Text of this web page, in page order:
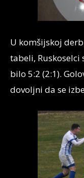
U komšijskoj
tabeli,
bilo 5:2 (2:1).
dovoljni da se